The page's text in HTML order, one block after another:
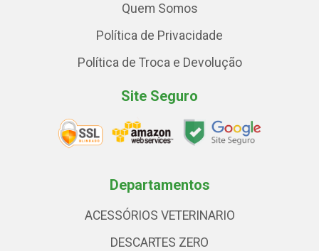
Quem Somos
Política de Privacidade
Política de Troca e Devolução
Site Seguro
Departamentos
ACESSÓRIOS VETERINARIO
DESCARTES ZERO